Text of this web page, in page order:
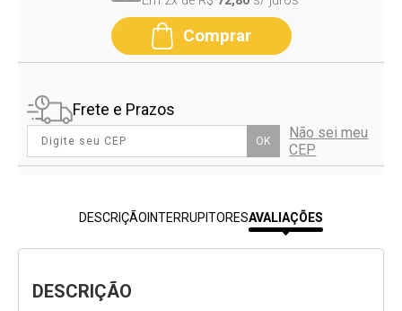
Comprar
Frete e Prazos
OK
Não sei meu
CEP
DESCRIÇÃO INTERRUPITORESAVALIAÇÕES
DESCRIÇÃO